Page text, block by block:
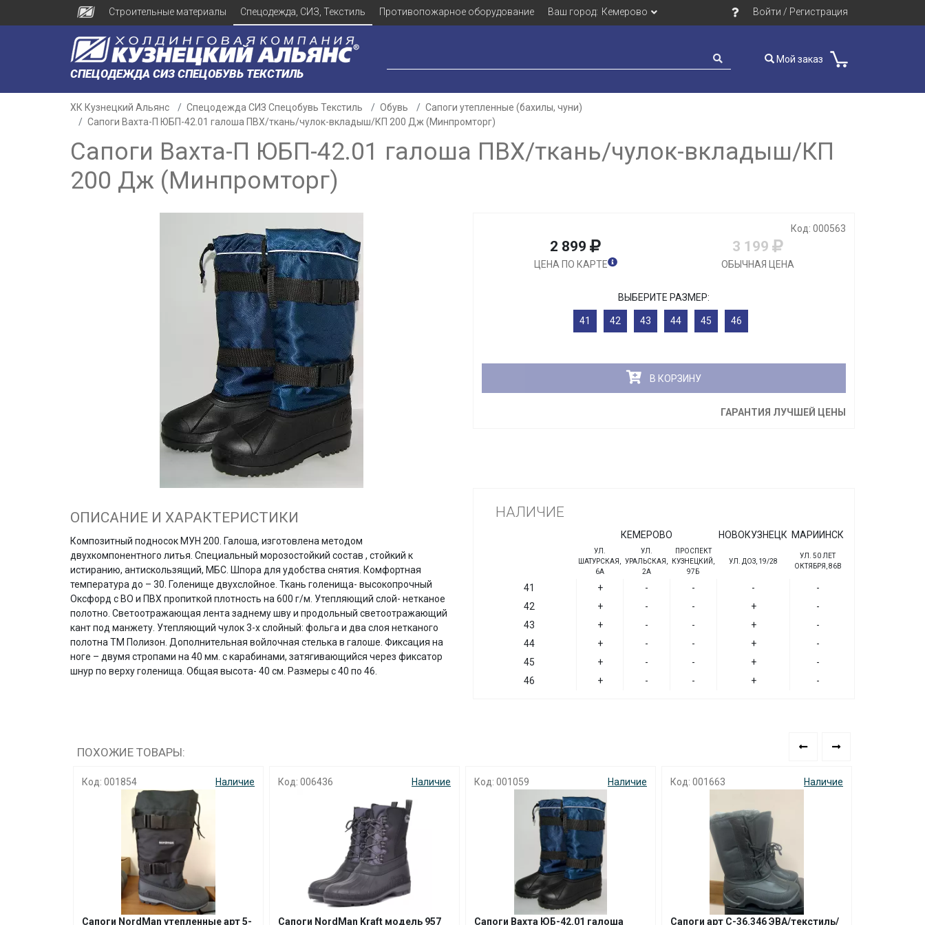
Строительные материалы Спецодежда, СИЗ, Текстиль Противопожарное оборудование Ваш город: Кемерово Войти / Регистрация
СПЕЦОДЕЖДА СИЗ СПЕЦОБУВЬ ТЕКСТИЛЬ
Мой заказ
ХК Кузнецкий Альянс Спецодежда СИЗ Спецобувь Текстиль Обувь
Сапоги утепленные (бахилы, чуни)
Сапоги Вахта-П ЮБП-42.01 галоша ПВХ/ткань/чулок-вкладыш/КП 200 Дж (Минпромторг)
Сапоги Вахта-П ЮБП-42.01 галоша ПВХ/ткань/чулок-вкладыш/КП
200 Дж (Минпромторг)
Код: 000563
2 899
ЦЕНА ПО КАРТЕ
3 199
ОБЫЧНАЯ ЦЕНА
ВЫБЕРИТЕ РАЗМЕР:
41 42 43 44 45 46
В КОРЗИНУ
ГАРАНТИЯ ЛУЧШЕЙ ЦЕНЫ
ОПИСАНИЕ И ХАРАКТЕРИСТИКИ
Композитный подносок МУН 200. Галоша, изготовлена методом
двухкомпонентного литья. Специальный морозостойкий состав , стойкий к
истиранию, антискользящий, МБС. Шпора для удобства снятия. Комфортная
температура до – 30. Голенище двухслойное. Ткань голенища- высокопрочный
Оксфорд с ВО и ПВХ пропиткой плотность на 600 г/м. Утепляющий слой- нетканое
полотно. Светоотражающая лента заднему шву и продольный светоотражающий
кант под манжету. Утепляющий чулок 3-х слойный: фольга и два слоя нетканого
полотна ТМ Полизон. Дополнительная войлочная стелька в галоше. Фиксация на
ноге – двумя стропами на 40 мм. с карабинами, затягивающийся через фиксатор
шнур по верху голенища. Общая высота- 40 см. Размеры с 40 по 46.
НАЛИЧИЕ
КЕМЕРОВО НОВОКУЗНЕЦК МАРИИНСК
УЛ.
ШАТУРСКАЯ,
6А
УЛ.
УРАЛЬСКАЯ,
2А
ПРОСПЕКТ
КУЗНЕЦКИЙ,
97Б
УЛ. ДОЗ, 19/28
УЛ. 50 ЛЕТ
ОКТЯБРЯ, 86В
41 + - - -
-
42
+ - - +
-
43
+ - - +
-
44
+ - - +
-
45
+ - - +
-
46
+ - - + -
ПОХОЖИЕ ТОВАРЫ:
Код: 001854 Наличие
Сапоги NordMаn утепленные арт 5-
Код: 006436 Наличие
Сапоги NordMаn Kraft модель 957
Код: 001059 Наличие
Сапоги Вахта ЮБ-42.01 галоша
Код: 001663 Наличие
Сапоги арт С-36.346 ЭВА/текстиль/